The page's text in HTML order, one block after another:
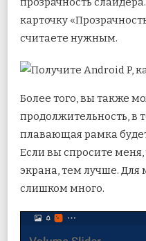
карточку
считаете нужным.
Более того, вы также
продолжительность, в
плавающая рамка
Если вы спросите
экрана, тем лучше. Для
слишком много.